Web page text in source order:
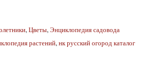
,Цветы,Энциклопедия садовода
растений,нк русский огород каталог